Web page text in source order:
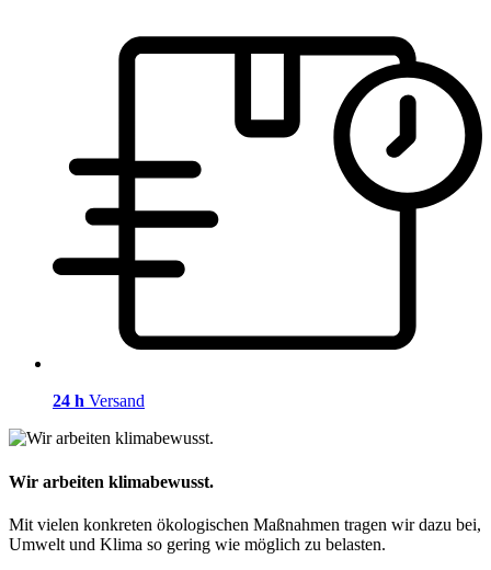
24 h Versand
Wir arbeiten klimabewusst.
Mit vielen konkreten ökologischen Maßnahmen tragen wir dazu bei,
Umwelt und Klima so gering wie möglich zu belasten.